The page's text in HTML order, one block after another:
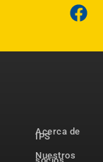
Acerca de
IPS
Nuestros